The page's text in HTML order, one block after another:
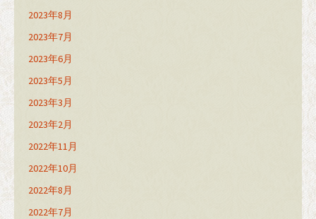
2023年8月
2023年7月
2023年6月
2023年5月
2023年3月
2023年2月
2022年11月
2022年10月
2022年8月
2022年7月